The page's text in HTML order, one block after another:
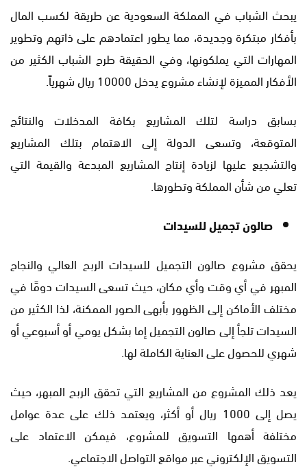
يبحث الشباب في المملكة السعودية عن طريقة لكسب المال
بأفكار مبتكرة وجديدة، مما يطور اعتمادهم على ذاتهم وتطوير
المهارات التي يملكونها، وفي الحقيقة طرح الشباب الكثير من
الأفكار المميزة لإنشاء مشروع يدخل 10000 ريال شهرياً.
بسابق دراسة لتلك المشاريع بكافة المدخلات والنتائج
المتوقعة، وتسعى الدولة إلى الاهتمام بتلك المشاريع
والتشجيع عليها لزيادة إنتاج المشاريع المبدعة والقيمة التي
تعلي من شأن المملكة وتطورها.
صالون تجميل للسيدات
يحقق مشروع صالون التجميل للسيدات الربح العالي والنجاح
المبهر في أي وقت وأي مكان، حيث تسعى السيدات دومًا في
مختلف الأماكن إلى الظهور بأبهى الصور الممكنة، لذا الكثير من
السيدات تلجأ إلى صالون التجميل إما بشكل يومي أو أسبوعي أو
شهري للحصول على العناية الكاملة لها.
يعد ذلك المشروع من المشاريع التي تحقق الربح المبهر، حيث
يصل إلى 1000 ريال أو أكثر، ويعتمد ذلك على عدة عوامل
مختلفة أهمها التسويق للمشروع، فيمكن الاعتماد على
التسويق الإلكتروني عبر مواقع التواصل الاجتماعي.